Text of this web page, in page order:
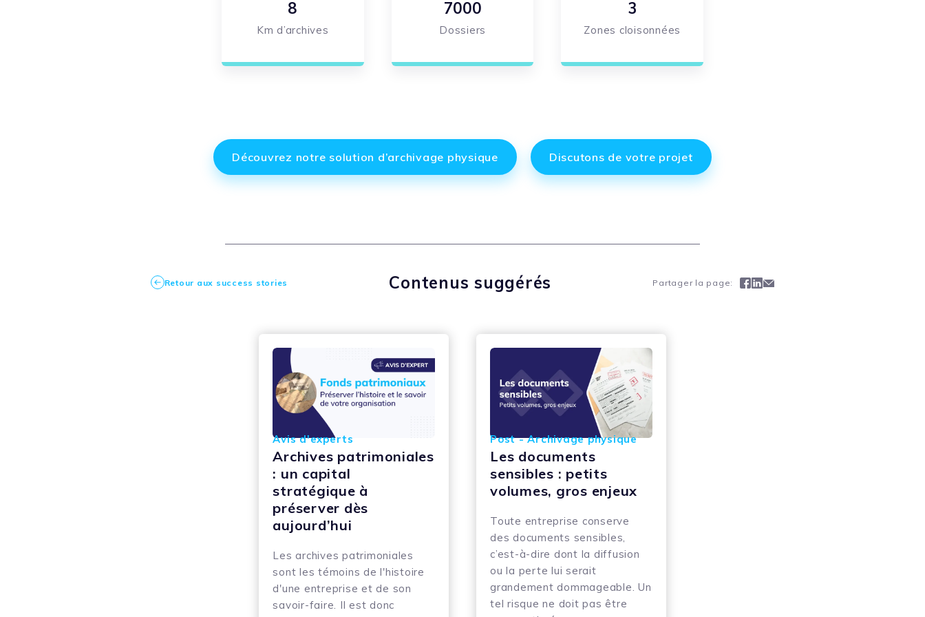
8
Km d’archives
7000
Dossiers
3
Zones cloisonnées
Découvrez notre solution d’archivage physique Discutons de votre projet
Retour aux success stories Partager la page: Facebook
Linkedin
Mail
Contenus suggérés
Avis d'experts
Archives patrimoniales
: un capital
stratégique à
préserver dès
aujourd’hui
Les archives patrimoniales
sont les témoins de l'histoire
d'une entreprise et de son
savoir-faire. Il est donc
Post - Archivage physique
Les documents
sensibles : petits
volumes, gros enjeux
Toute entreprise conserve
des documents sensibles,
c’est-à-dire dont la diffusion
ou la perte lui serait
grandement dommageable. Un
tel risque ne doit pas être